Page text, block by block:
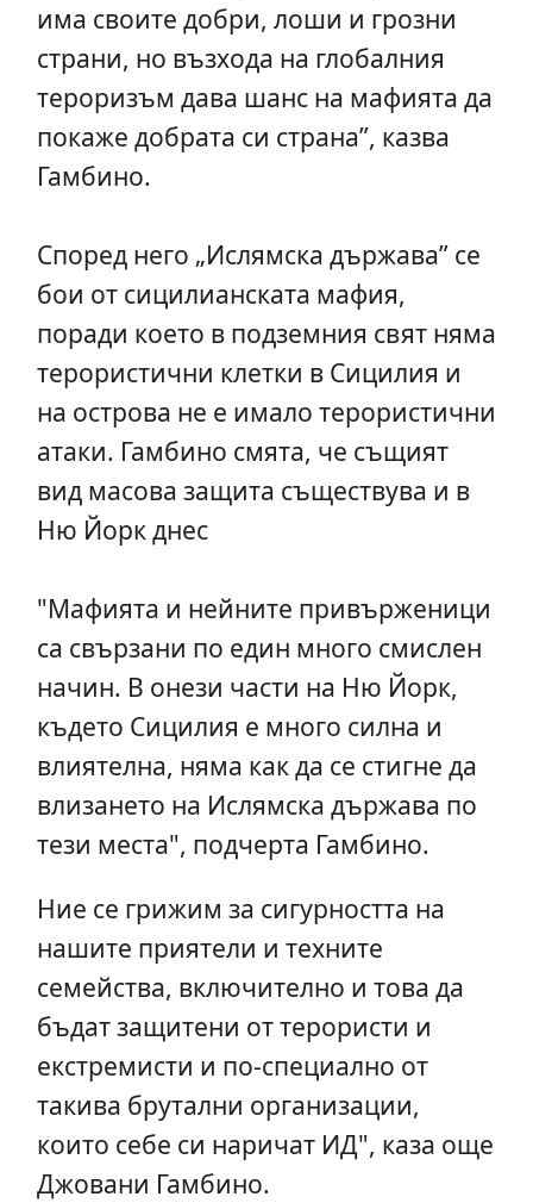
има своите добри, лоши и грозни
страни, но възхода на глобалния
тероризъм дава шанс на мафията да
покаже добрата си страна”, казва
Гамбино.
Според него „Ислямска държава” се
бои от сицилианската мафия,
поради което в подземния свят няма
терористични клетки в Сицилия и
на острова не е имало терористични
атаки. Гамбино смята, че същият
вид масова защита съществува и в
Ню Йорк днес
"Мафията и нейните привърженици
са свързани по един много смислен
начин. В онези части на Ню Йорк,
където Сицилия е много силна и
влиятелна, няма как да се стигне да
влизането на Ислямска държава по
тези места", подчерта Гамбино.
Ние се грижим за сигурността на
нашите приятели и техните
семейства, включително и това да
бъдат защитени от терористи и
екстремисти и по-специално от
такива брутални организации,
които себе си наричат ИД", каза още
Джовани Гамбино.